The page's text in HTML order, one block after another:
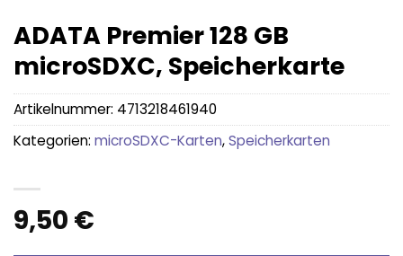
ADATA Premier 128 GB
microSDXC, Speicherkarte
9,50 €
Artikelnummer: 4713218461940
Kategorien: microSDXC-Karten,Speicherkarten